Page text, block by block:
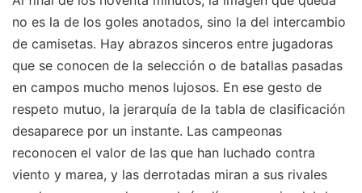
no es la de los goles anotados, sino la del intercambio
de camisetas. Hay abrazos sinceros entre jugadoras
que se conocen de la selección o de batallas pasadas
en campos mucho menos lujosos. En ese gesto de
respeto mutuo, la jerarquía de la tabla de clasificación
desaparece por un instante. Las campeonas
reconocen el valor de las que han luchado contra
viento y marea, y las derrotadas miran a sus rivales